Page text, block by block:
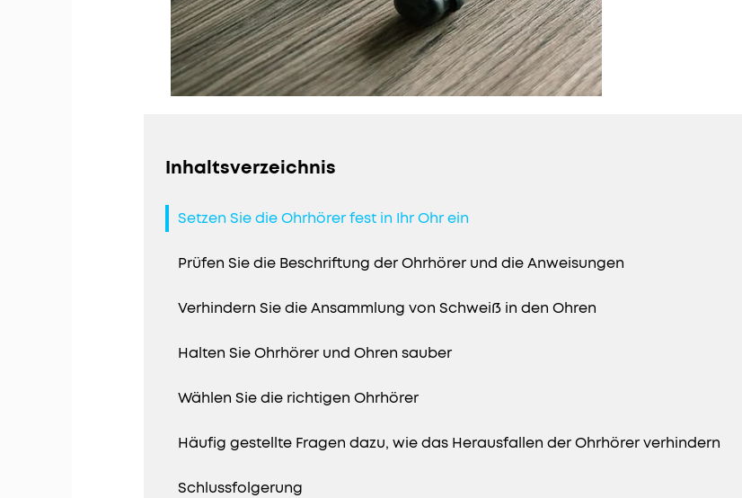
Inhaltsverzeichnis
Setzen Sie die Ohrhörer fest in Ihr Ohr ein
Prüfen Sie die Beschriftung der Ohrhörer und die Anweisungen
Verhindern Sie die Ansammlung von Schweiß in den Ohren
Halten Sie Ohrhörer und Ohren sauber
Wählen Sie die richtigen Ohrhörer
Häufig gestellte Fragen dazu, wie das Herausfallen der Ohrhörer verhindern
Schlussfolgerung